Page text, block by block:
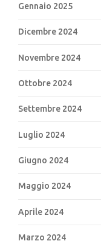
Gennaio 2025
Dicembre 2024
Novembre 2024
Ottobre 2024
Settembre 2024
Luglio 2024
Giugno 2024
Maggio 2024
Aprile 2024
Marzo 2024